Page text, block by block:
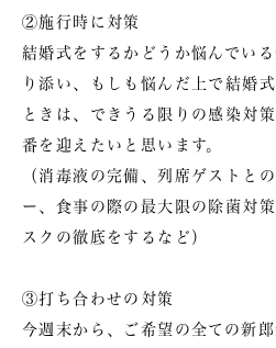
②施行時に対策
結婚式をするかどうか悩んでい
り添い、もしも悩んだ上で結婚
ときは、できうる限りの感染対
番を迎えたいと思います。
（消毒液の完備、列席ゲストと
ー、食事の際の最大限の除菌対
スクの徹底をするなど）
③打ち合わせの対策
今週末から、ご希望の全ての新